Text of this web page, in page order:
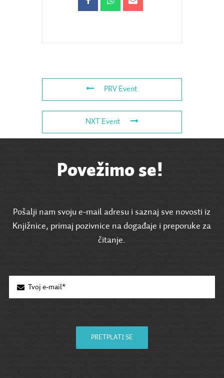
PRV Event
NXT Event
Povežimo se!
Pošalji nam svoju e-mail adresu i saznaj sve novosti iz
Knjižnice, primaj pozivnice na događaje i preporuke za
čitanje.
PRETPLATI SE